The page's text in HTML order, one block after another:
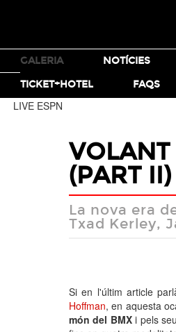
TICKETS
GALERIA NOTÍCIES
TICKET+HOTEL
FAQS
MOTO X
LIVE ESPN
VOLANT
(PART II)
La nova era
Txad Kerley,
Si en l'últim article
Hoffman, en aquesta
món del BMXi pels